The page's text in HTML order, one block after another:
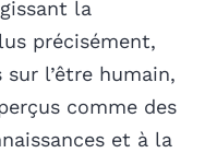
la
précisément,
l’être humain,
comme des
et à la